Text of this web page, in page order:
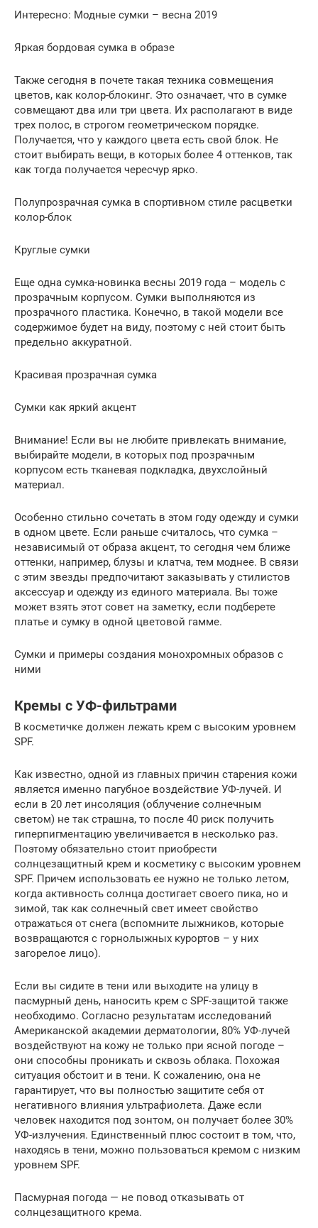
Интересно: Модные сумки – весна 2019
Яркая бордовая сумка в образе
Также сегодня в почете такая техника совмещения
цветов, как колор-блокинг. Это означает, что в сумке
совмещают два или три цвета. Их располагают в виде
трех полос, в строгом геометрическом порядке.
Получается, что у каждого цвета есть свой блок. Не
стоит выбирать вещи, в которых более 4 оттенков, так
как тогда получается чересчур ярко.
Полупрозрачная сумка в спортивном стиле расцветки
колор-блок
Круглые сумки
Еще одна сумка-новинка весны 2019 года – модель с
прозрачным корпусом. Сумки выполняются из
прозрачного пластика. Конечно, в такой модели все
содержимое будет на виду, поэтому с ней стоит быть
предельно аккуратной.
Красивая прозрачная сумка
Сумки как яркий акцент
Внимание! Если вы не любите привлекать внимание,
выбирайте модели, в которых под прозрачным
корпусом есть тканевая подкладка, двухслойный
материал.
Особенно стильно сочетать в этом году одежду и сумки
в одном цвете. Если раньше считалось, что сумка –
независимый от образа акцент, то сегодня чем ближе
оттенки, например, блузы и клатча, тем моднее. В связи
с этим звезды предпочитают заказывать у стилистов
аксессуар и одежду из единого материала. Вы тоже
может взять этот совет на заметку, если подберете
платье и сумку в одной цветовой гамме.
Сумки и примеры создания монохромных образов с
ними
Кремы с УФ-фильтрами
В косметичке должен лежать крем с высоким уровнем
SPF.
Как известно, одной из главных причин старения кожи
является именно пагубное воздействие УФ-лучей. И
если в 20 лет инсоляция (облучение солнечным
светом) не так страшна, то после 40 риск получить
гиперпигментацию увеличивается в несколько раз.
Поэтому обязательно стоит приобрести
солнцезащитный крем и косметику с высоким уровнем
SPF. Причем использовать ее нужно не только летом,
когда активность солнца достигает своего пика, но и
зимой, так как солнечный свет имеет свойство
отражаться от снега (вспомните лыжников, которые
возвращаются с горнолыжных курортов – у них
загорелое лицо).
Если вы сидите в тени или выходите на улицу в
пасмурный день, наносить крем с SPF-защитой также
необходимо. Согласно результатам исследований
Американской академии дерматологии, 80% УФ-лучей
воздействуют на кожу не только при ясной погоде –
они способны проникать и сквозь облака. Похожая
ситуация обстоит и в тени. К сожалению, она не
гарантирует, что вы полностью защитите себя от
негативного влияния ультрафиолета. Даже если
человек находится под зонтом, он получает более 30%
УФ-излучения. Единственный плюс состоит в том, что,
находясь в тени, можно пользоваться кремом с низким
уровнем SPF.
Пасмурная погода — не повод отказывать от
солнцезащитного крема.